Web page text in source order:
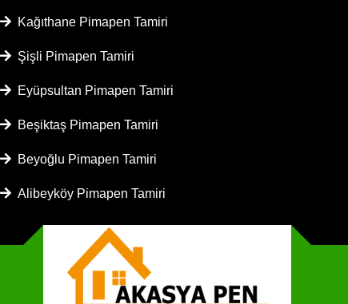
Kağıthane Pimapen Tamiri
Şişli Pimapen Tamiri
Eyüpsultan Pimapen Tamiri
Beşiktaş Pimapen Tamiri
Beyoğlu Pimapen Tamiri
Alibeyköy Pimapen Tamiri